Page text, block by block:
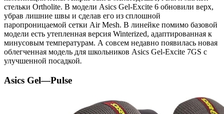
стельки Ortholite. В модели Asics Gel-Excite 6 обновили верх,
убрав лишние швы и сделав его из сплошной
паропроницаемой сетки Air Mesh. В линейке помимо базовой
модели есть утепленная версия Winterized, адаптированная к
минусовым температурам. А совсем недавно появилась новая
облегченная модель для школьников Asics Gel-Excite 7GS с
улучшенной посадкой.
Asics Gel—Pulse